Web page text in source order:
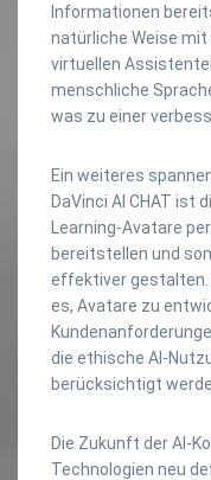
Informationen
natürliche Weise mit
virtuellen
menschliche
was zu einer
Ein weiteres
DaVinci AI CHAT ist
Learning-Avatare
bereitstellen und
effektiver gestalten.
es, Avatare zu
die ethische AI-
berücksichtigt
Die Zukunft der AI-
Technologien neu